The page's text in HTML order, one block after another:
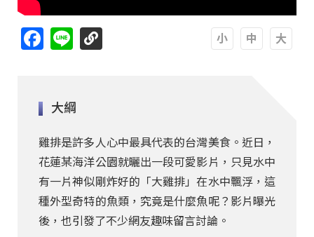
Facebook
Line
大綱
雞排是許多人心中最具代表的台灣美食。近日，
花蓮某海洋公園就曬出一段可愛影片，只見水中
有一片神似剛炸好的「大雞排」在水中飄浮，這
種外型奇特的魚類，究竟是什麼魚呢？影片曝光
後，也引發了不少網友趣味留言討論。